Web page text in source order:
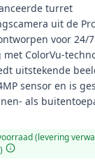
turret
uit de
voor 24/
met ColorVu-
uitstekende
sensor en is
als
(levering